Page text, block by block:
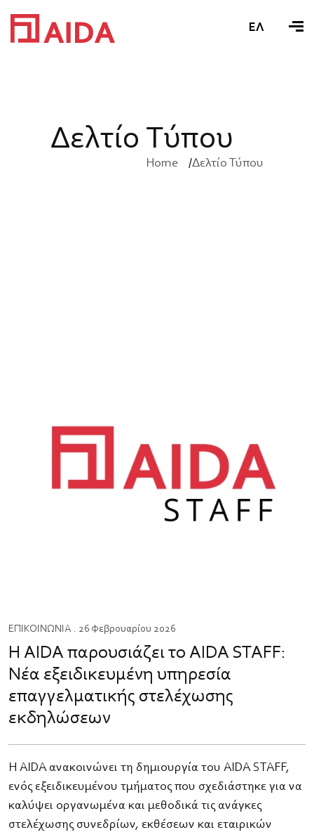
ΕΛ
Δελτίο Τύπου
Home Δελτίο Τύπου
ΕΠΙΚΟΙΝΩΝΙΑ . 26 Φεβρουαρίου 2026
Η AIDA παρουσιάζει το AIDA STAFF:
Νέα εξειδικευμένη υπηρεσία
επαγγελματικής στελέχωσης
εκδηλώσεων
Η AIDA ανακοινώνει τη δημιουργία του AIDA STAFF,
ενός εξειδικευμένου τμήματος που σχεδιάστηκε για να
καλύψει οργανωμένα και μεθοδικά τις ανάγκες
στελέχωσης συνεδρίων, εκθέσεων και εταιρικών